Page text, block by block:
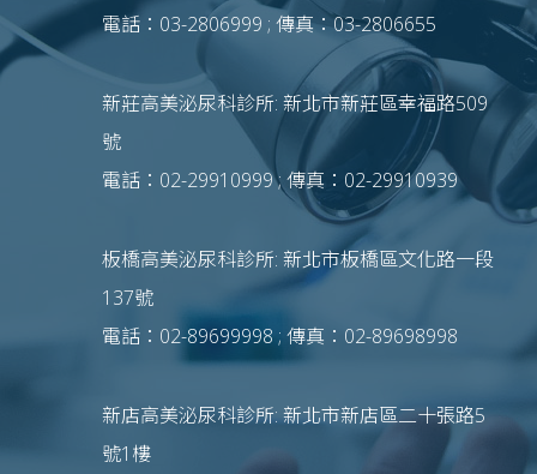
電話：03-2806999 ; 傳真：03-2806655
新莊高美泌尿科診所: 新北市新莊區幸福路509
號
電話：02-29910999 ; 傳真：02-29910939
板橋高美泌尿科診所: 新北市板橋區文化路一段
137號
電話：02-89699998 ; 傳真：02-89698998
新店高美泌尿科診所: 新北市新店區二十張路5
號1樓